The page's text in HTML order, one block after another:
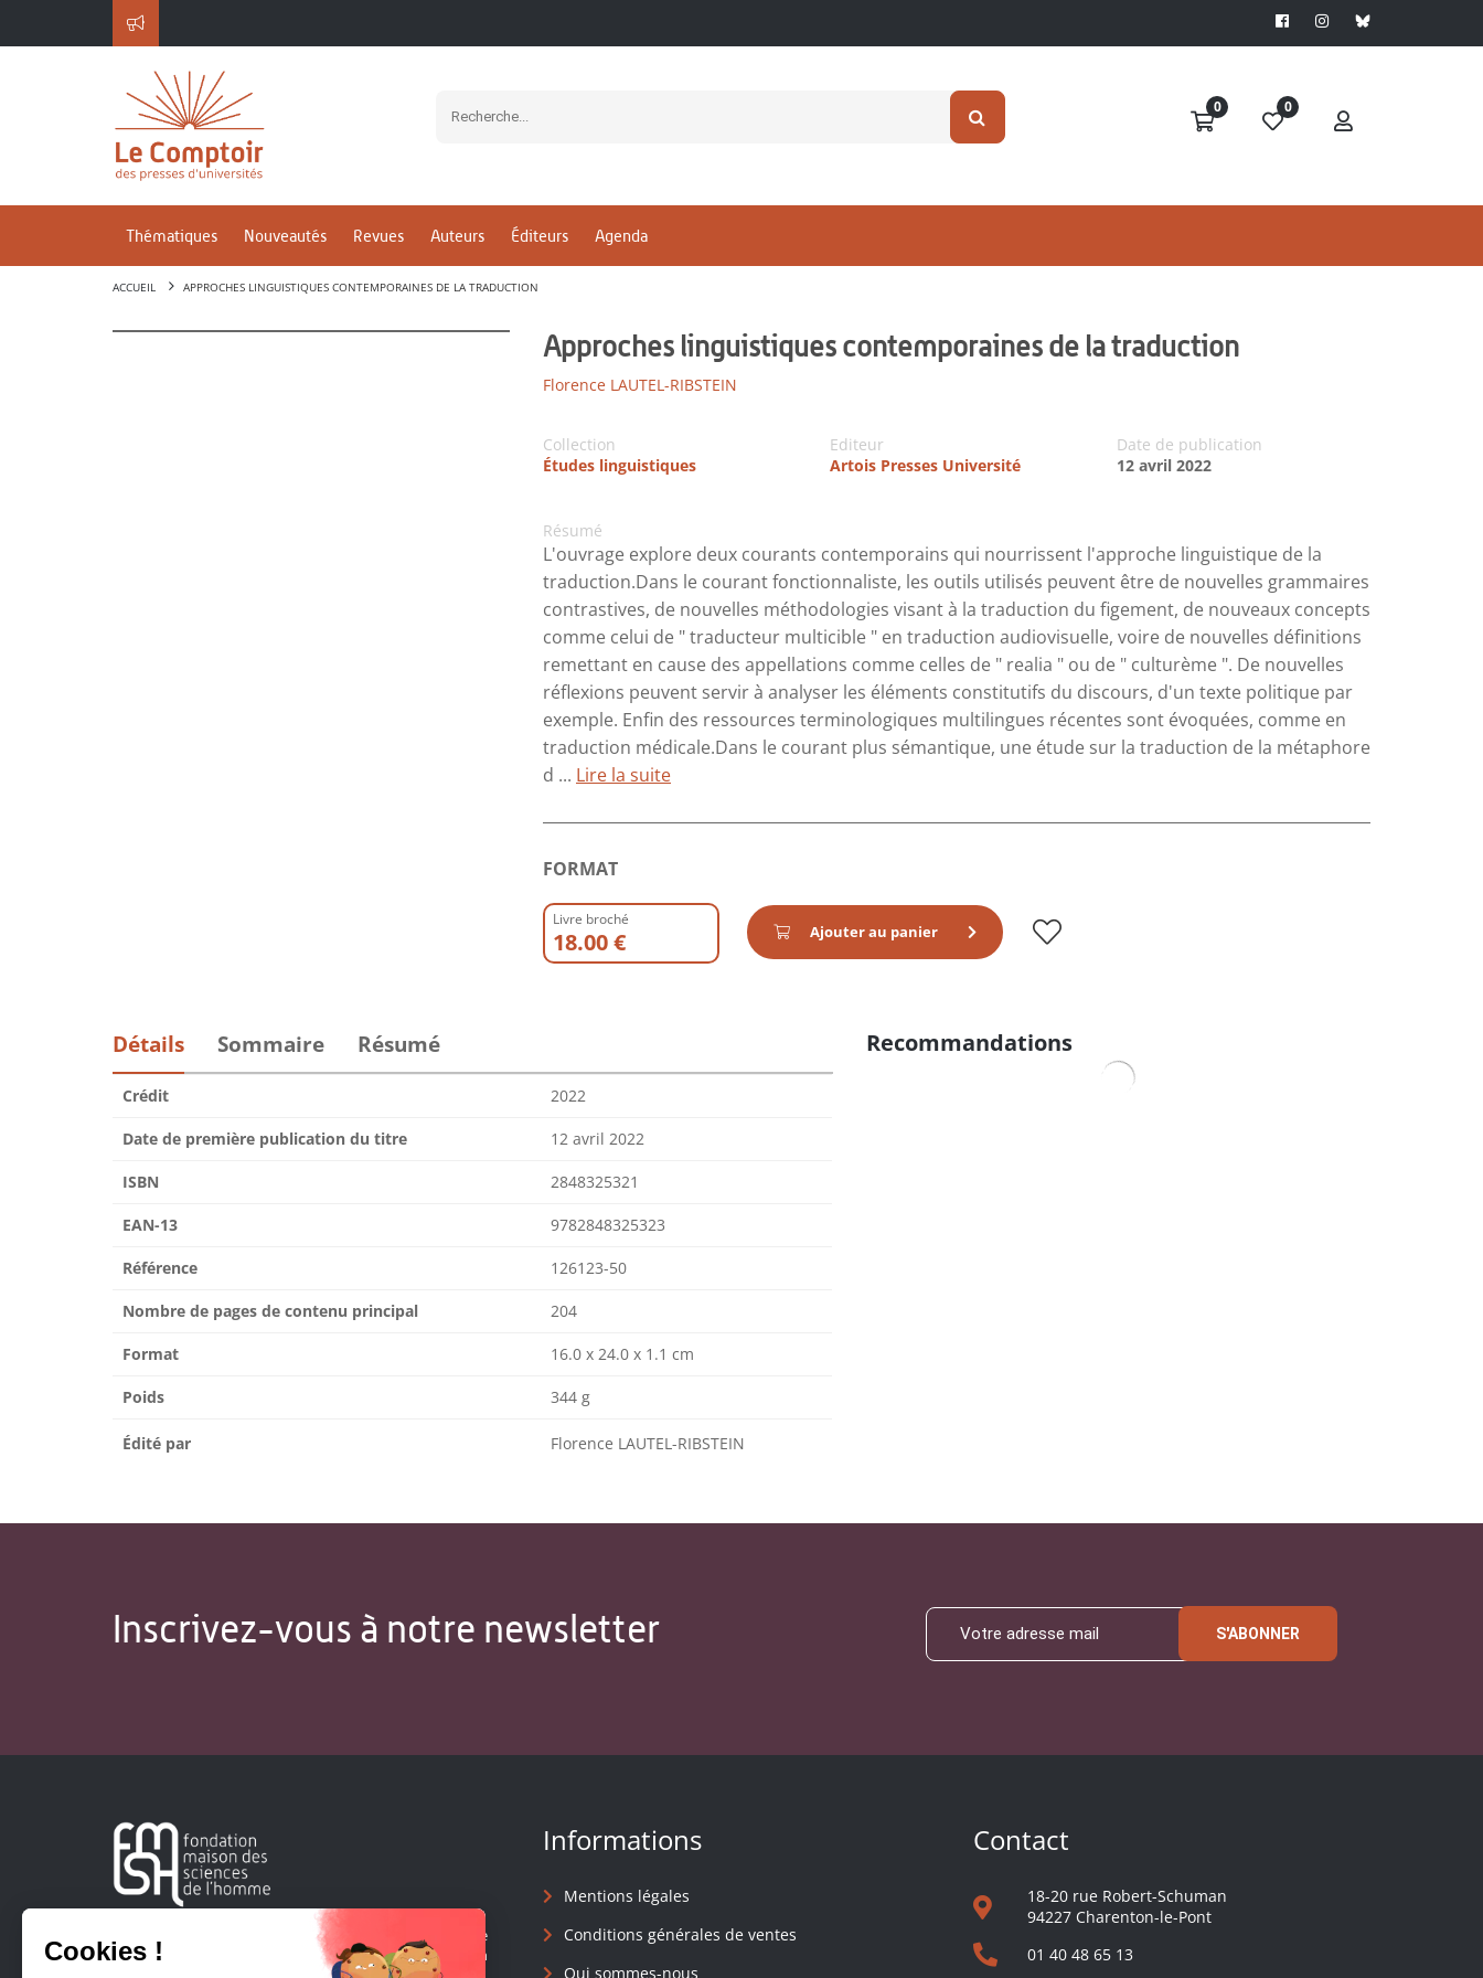
0 0
Thématiques Nouveautés Revues Auteurs Éditeurs Agenda
ACCUEIL APPROCHES LINGUISTIQUES CONTEMPORAINES DE LA TRADUCTION
Approches linguistiques contemporaines de la traduction
Florence LAUTEL-RIBSTEIN
Collection
Études linguistiques
Editeur
Artois Presses Université
Date de publication
12 avril 2022
Résumé
L'ouvrage explore deux courants contemporains qui nourrissent l'approche linguistique de la
traduction.Dans le courant fonctionnaliste, les outils utilisés peuvent être de nouvelles grammaires
contrastives, de nouvelles méthodologies visant à la traduction du figement, de nouveaux concepts
comme celui de " traducteur multicible " en traduction audiovisuelle, voire de nouvelles définitions
remettant en cause des appellations comme celles de " realia " ou de " culturème ". De nouvelles
réflexions peuvent servir à analyser les éléments constitutifs du discours, d'un texte politique par
exemple. Enfin des ressources terminologiques multilingues récentes sont évoquées, comme en
traduction médicale.Dans le courant plus sémantique, une étude sur la traduction de la métaphore
d ... Lire la suite
FORMAT
Livre broché
18.00 € Ajouter au panier
Détails Sommaire Résumé
Crédit 2022
Date de première publication du titre 12 avril 2022
ISBN 2848325321
EAN-13 9782848325323
Référence 126123-50
Nombre de pages de contenu principal 204
Format 16.0 x 24.0 x 1.1 cm
Poids 344 g
Édité par Florence LAUTEL-RIBSTEIN
Recommandations
Inscrivez-vous à notre newsletter S'ABONNER
Créée en 1963, la Fondation Maison Sciences de l'Homme
soutient la recherche et la diffusion des connaissances en
Informations
Mentions légales
Conditions générales de ventes
Qui sommes-nous
Contact
18-20 rue Robert-Schuman
94227 Charenton-le-Pont
01 40 48 65 13